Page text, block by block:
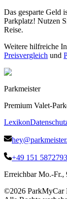
Das gesparte Geld
Parkplatz! Nutzen
Reise.
Weitere hilfreiche
Preisvergleich und
Parkmeister
Premium Valet-
Lexikon
+49 151
Erreichbar Mo.-Fr.,
©2026 ParkMyCar